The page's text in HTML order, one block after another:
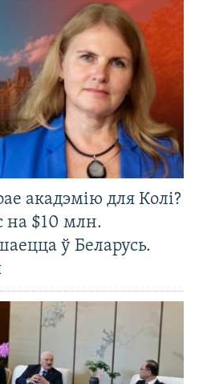
акадэмію для Колі?
на $10 млн.
ў Беларусь.